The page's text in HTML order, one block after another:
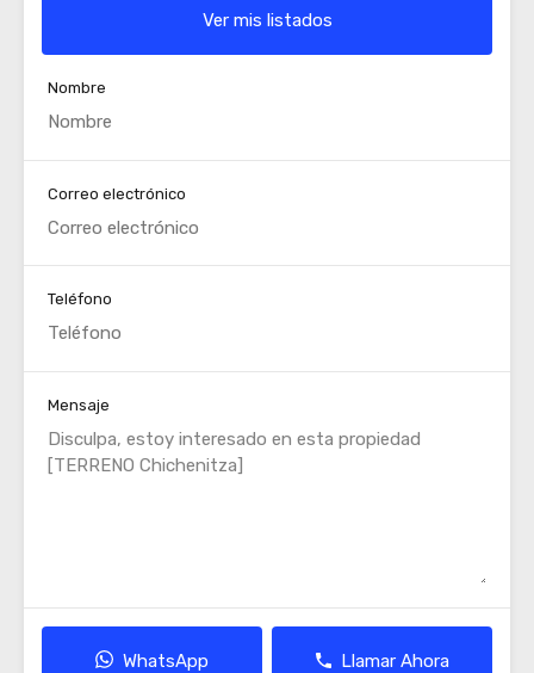
Ver mis listados
Nombre
Correo electrónico
Teléfono
Mensaje
WhatsApp Llamar Ahora